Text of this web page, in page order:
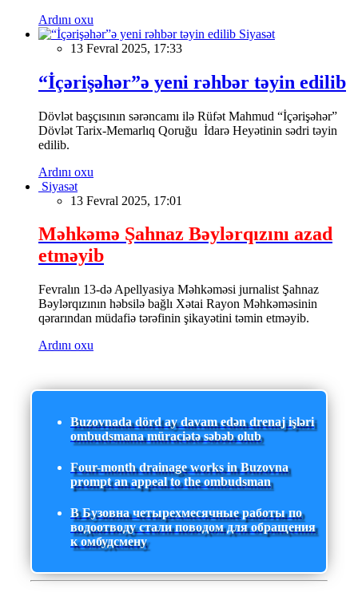
Ardını oxu
Siyasət
13 Fevral 2025, 17:33
“İçərişəhər”ə yeni rəhbər təyin edilib
Dövlət başçısının sərəncamı ilə Rüfət Mahmud “İçərişəhər”
Dövlət Tarix-Memarlıq Qoruğu İdarə Heyətinin sədri təyin
edilib.
Ardını oxu
Siyasət
13 Fevral 2025, 17:01
Məhkəmə Şahnaz Bəylərqızını azad
etməyib
Fevralın 13-də Apellyasiya Məhkəməsi jurnalist Şahnaz
Bəylərqızının həbsilə bağlı Xətai Rayon Məhkəməsinin
qərarından müdafiə tərəfinin şikayətini təmin etməyib.
Ardını oxu
Buzovnada dörd ay davam edən drenaj işləri
ombudsmana müraciətə səbəb olub
Four-month drainage works in Buzovna
prompt an appeal to the ombudsman
В Бузовна четырехмесячные работы по
водоотводу стали поводом для обращения
к омбудсмену